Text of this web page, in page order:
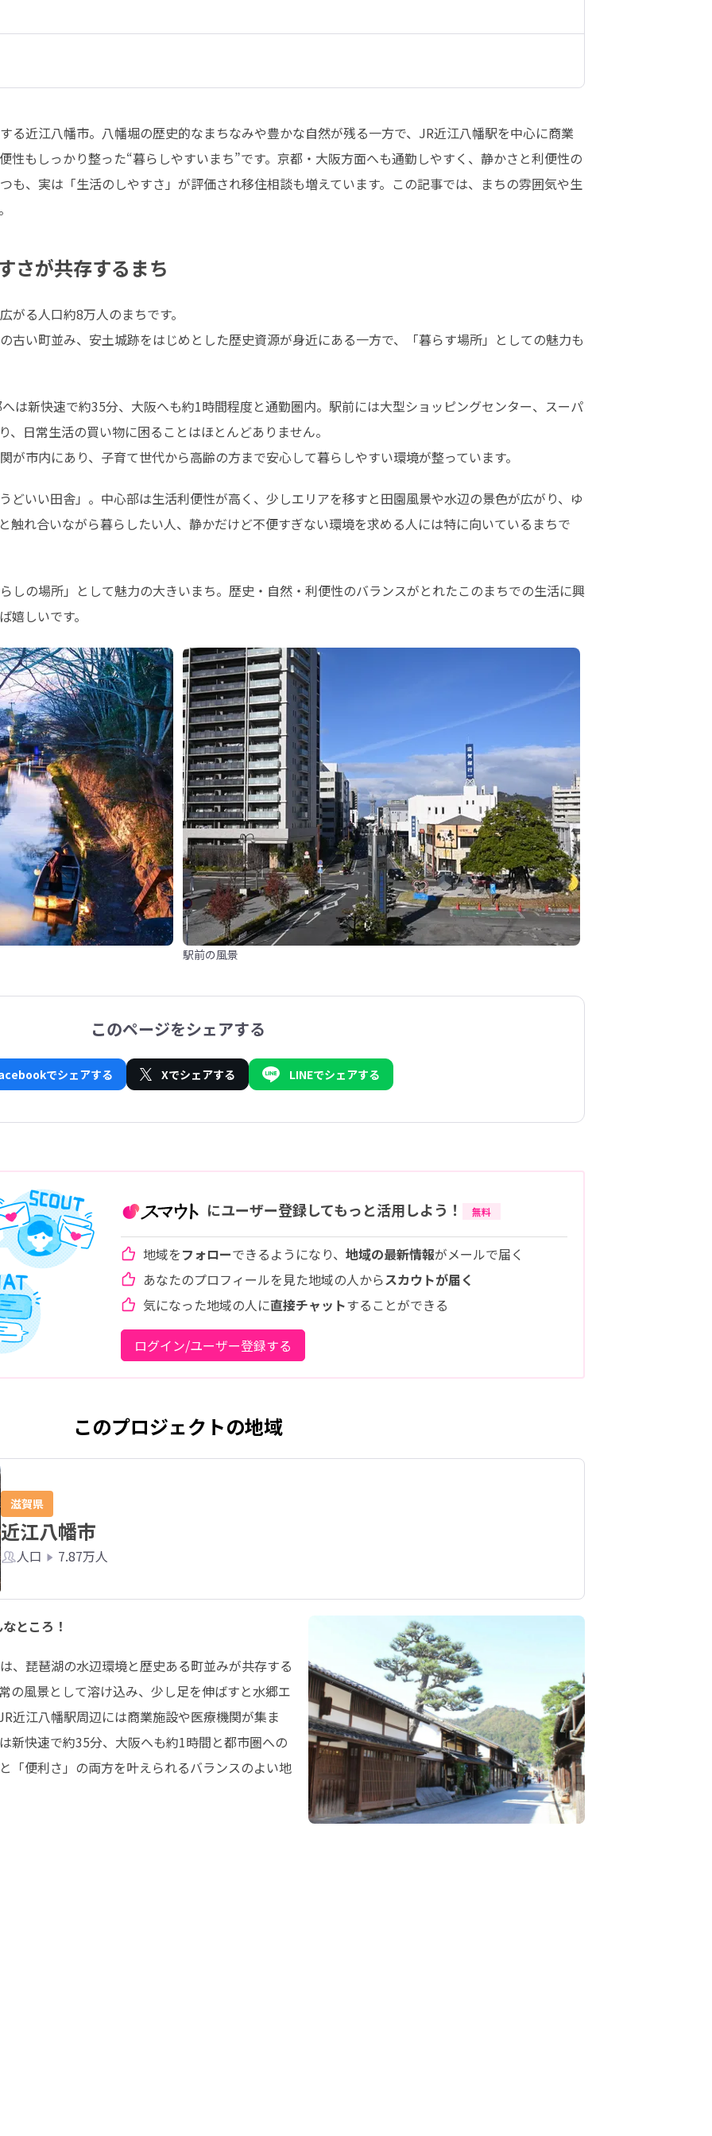
る近江八幡市。八幡堀の歴史的なまちなみや豊かな自然が残る一方で、JR近江八幡駅を中心に商業
性もしっかり整った“暮らしやすいまち”です。京都・大阪方面へも通勤しやすく、静かさと利便性の
も、実は「生活のしやすさ」が評価され移住相談も増えています。この記事では、まちの雰囲気や生
さが共存するまち
る人口約8万人のまちです。
古い町並み、安土城跡をはじめとした歴史資源が身近にある一方で、「暮らす場所」としての魅力も
は新快速で約35分、大阪へも約1時間程度と通勤圏内。駅前には大型ショッピングセンター、スーパ
日常生活の買い物に困ることはほとんどありません。
が市内にあり、子育て世代から高齢の方まで安心して暮らしやすい環境が整っています。
どいい田舎」。中心部は生活利便性が高く、少しエリアを移すと田園風景や水辺の景色が広がり、ゆ
触れ合いながら暮らしたい人、静かだけど不便すぎない環境を求める人には特に向いているまちで
しの場所」として魅力の大きいまち。歴史・自然・利便性のバランスがとれたこのまちでの生活に興
しいです。
駅前の風景
このページをシェアする
でシェアする Xでシェアする LINEでシェアする
にユーザー登録してもっと活用しよう！ 無料
地域をフォローできるようになり、 地域の最新情報がメールで届く
あなたのプロフィールを見た地域の人からスカウトが届く
気になった地域の人に直接チャットすることができる
ログイン/ユーザー登録する
このプロジェクトの地域
滋賀県
近江八幡市
人口 7.87万人
ところ！
、琵琶湖の水辺環境と歴史ある町並みが共存する
の風景として溶け込み、少し足を伸ばすと水郷エ
近江八幡駅周辺には商業施設や医療機関が集ま
新快速で約35分、大阪へも約1時間と都市圏への
「便利さ」の両方を叶えられるバランスのよい地